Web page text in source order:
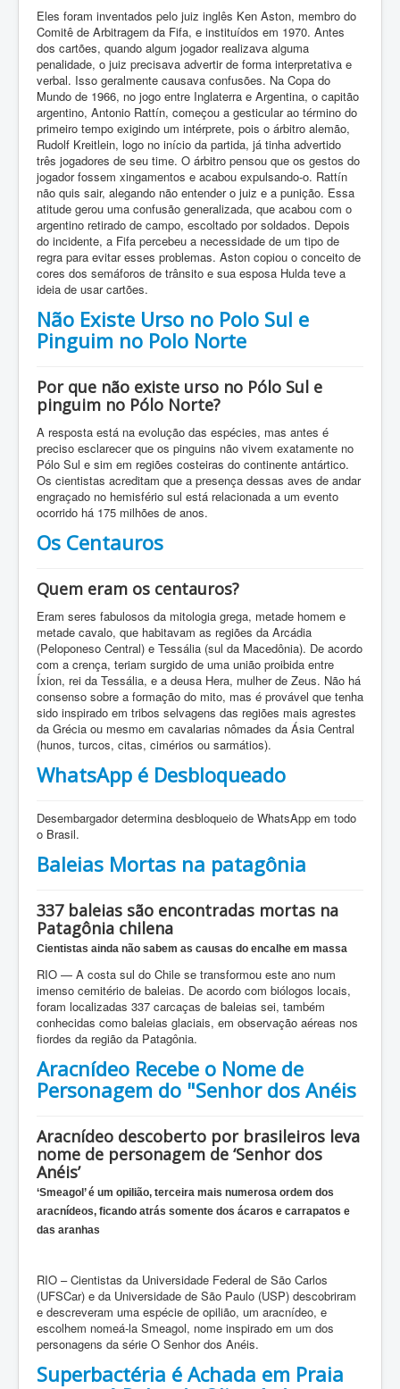
Eles foram inventados pelo juiz inglês Ken Aston, membro do
Comitê de Arbitragem da Fifa, e instituídos em 1970. Antes
dos cartões, quando algum jogador realizava alguma
penalidade, o juiz precisava advertir de forma interpretativa e
verbal. Isso geralmente causava confusões. Na Copa do
Mundo de 1966, no jogo entre Inglaterra e Argentina, o capitão
argentino, Antonio Rattín, começou a gesticular ao término do
primeiro tempo exigindo um intérprete, pois o árbitro alemão,
Rudolf Kreitlein, logo no início da partida, já tinha advertido
três jogadores de seu time. O árbitro pensou que os gestos do
jogador fossem xingamentos e acabou expulsando-o. Rattín
não quis sair, alegando não entender o juiz e a punição. Essa
atitude gerou uma confusão generalizada, que acabou com o
argentino retirado de campo, escoltado por soldados. Depois
do incidente, a Fifa percebeu a necessidade de um tipo de
regra para evitar esses problemas. Aston copiou o conceito de
cores dos semáforos de trânsito e sua esposa Hulda teve a
ideia de usar cartões.
Não Existe Urso no Polo Sul e
Pinguim no Polo Norte
Por que não existe urso no Pólo Sul e
pinguim no Pólo Norte?
A resposta está na evolução das espécies, mas antes é
preciso esclarecer que os pinguins não vivem exatamente no
Pólo Sul e sim em regiões costeiras do continente antártico.
Os cientistas acreditam que a presença dessas aves de andar
engraçado no hemisfério sul está relacionada a um evento
ocorrido há 175 milhões de anos.
Os Centauros
Quem eram os centauros?
Eram seres fabulosos da mitologia grega, metade homem e
metade cavalo, que habitavam as regiões da Arcádia
(Peloponeso Central) e Tessália (sul da Macedônia). De acordo
com a crença, teriam surgido de uma união proibida entre
Íxion, rei da Tessália, e a deusa Hera, mulher de Zeus. Não há
consenso sobre a formação do mito, mas é provável que tenha
sido inspirado em tribos selvagens das regiões mais agrestes
da Grécia ou mesmo em cavalarias nômades da Ásia Central
(hunos, turcos, citas, cimérios ou sarmátios).
WhatsApp é Desbloqueado
Desembargador determina desbloqueio de WhatsApp em todo
o Brasil.
Baleias Mortas na patagônia
337 baleias são encontradas mortas na
Patagônia chilena
Cientistas ainda não sabem as causas do encalhe em massa
RIO — A costa sul do Chile se transformou este ano num
imenso cemitério de baleias. De acordo com biólogos locais,
foram localizadas 337 carcaças de baleias sei, também
conhecidas como baleias glaciais, em observação aéreas nos
fiordes da região da Patagônia.
Aracnídeo Recebe o Nome de
Personagem do "Senhor dos Anéis
Aracnídeo descoberto por brasileiros leva
nome de personagem de ‘Senhor dos
Anéis’
‘Smeagol’ é um opilião, terceira mais numerosa ordem dos
aracnídeos, ficando atrás somente dos ácaros e carrapatos e
das aranhas
RIO – Cientistas da Universidade Federal de São Carlos
(UFSCar) e da Universidade de São Paulo (USP) descobriram
e descreveram uma espécie de opilião, um aracnídeo, e
escolhem nomeá-la Smeagol, nome inspirado em um dos
personagens da série O Senhor dos Anéis.
Superbactéria é Achada em Praia